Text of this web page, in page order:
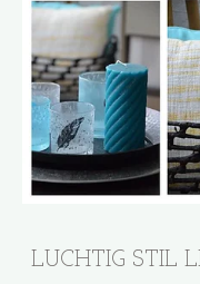
LUCHTIG STIL